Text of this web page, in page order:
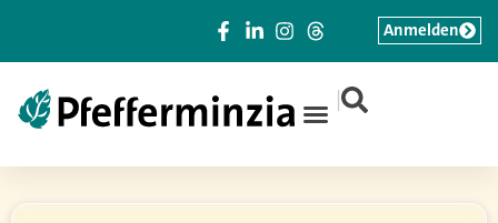
|
Anmelden